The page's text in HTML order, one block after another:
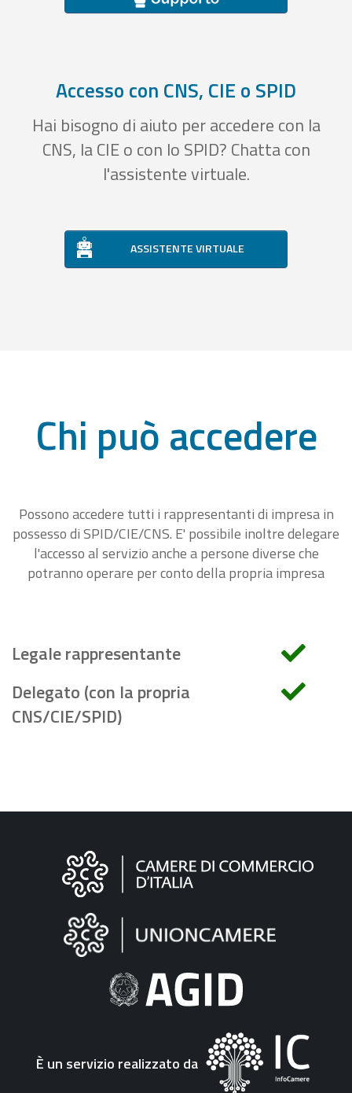
Accesso con CNS, CIE o SPID
Hai bisogno di aiuto per accedere con la
CNS, la CIE o con lo SPID? Chatta con
l'assistente virtuale.
ASSISTENTE VIRTUALE
Chi può accedere
Possono accedere tutti i rappresentanti di impresa in
possesso di SPID/CIE/CNS. E' possibile inoltre delegare
l'accesso al servizio anche a persone diverse che
potranno operare per conto della propria impresa
Legale rappresentante
Delegato (con la propria
CNS/CIE/SPID)
Informazioni
"Fattura
Elettronica"
È un servizio realizzato da